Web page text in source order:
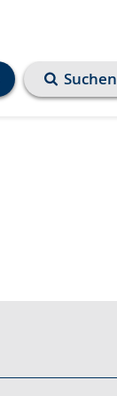
Suchen